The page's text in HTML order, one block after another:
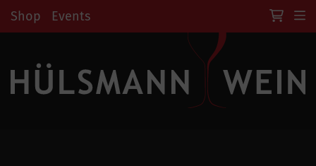
Shop Events